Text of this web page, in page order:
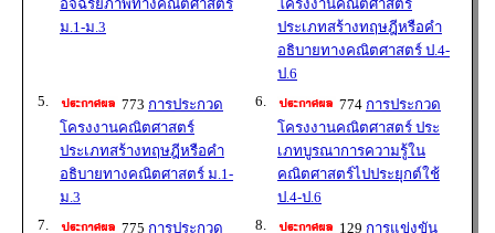
อัจฉริยภาพทางคณิตศาสตร์
ม.1-ม.3
โครงงานคณิตศาสตร์
ประเภทสร้างทฤษฎีหรือคำ
อธิบายทางคณิตศาสตร์ ป.4-
ป.6
5.
773 การประกวด
โครงงานคณิตศาสตร์
ประเภทสร้างทฤษฎีหรือคำ
อธิบายทางคณิตศาสตร์ ม.1-
ม.3
6. 774 การประกวด
โครงงานคณิตศาสตร์ ประ
เภทบูรณาการความรู้ใน
คณิตศาสตร์ไปประยุกต์ใช้
ป.4-ป.6
7.
775 การประกวด
8. 129 การแข่งขัน